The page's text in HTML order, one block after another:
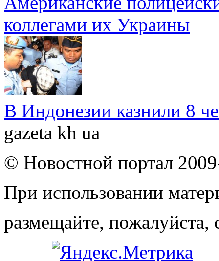
коллегами их Украины
В Индонезии казнили 8
gazeta kh ua
© Новостной портал
При использовании
размещайте, пожалуйста,